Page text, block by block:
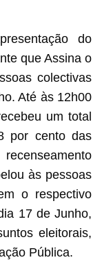
do
que Assina o
colectivas
Até às 12h00
um total
por cento das
às pessoas
o respectivo
17 de Junho,
eleitorais,
Pública.